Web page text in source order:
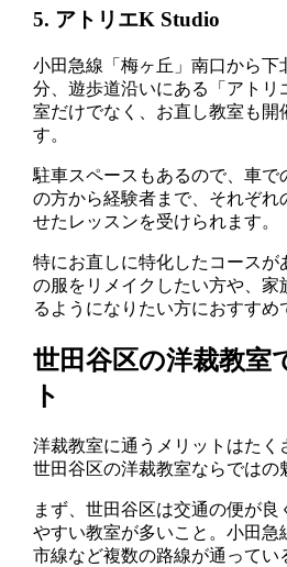
5. アトリエK Studio
小田急線「梅ヶ丘」南口から下
分、遊歩道沿いにある「アトリ
室だけでなく、お直し教室も開
す。
駐車スペースもあるので、車で
の方から経験者まで、それぞれ
せたレッスンを受けられます。
特にお直しに特化したコースが
の服をリメイクしたい方や、家
るようになりたい方におすすめ
世田谷区の洋裁教室
ト
洋裁教室に通うメリットはたく
世田谷区の洋裁教室ならではの
まず、世田谷区は交通の便が
やすい教室が多いこと。小田急
市線など複数の路線が通ってい